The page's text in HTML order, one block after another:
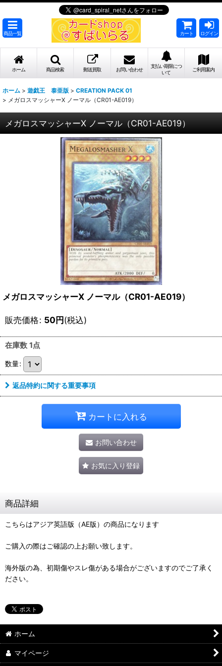
商品一覧 カート ログイン
ホーム 商品検索 郵送買取 お問い合わせ
支払い期限につ
いて
ご利用案内
ホーム > 遊戯王 泰亜版 > CREATION PACK 01
> メガロスマッシャーX ノーマル（CR01-AE019）
メガロスマッシャーX ノーマル（CR01-AE019）
メガロスマッシャーX ノーマル（CR01-AE019）
販売価格: 50円(税込)
在庫数 1点
数量:
返品特約に関する重要事項
カートに入れる
お問い合わせ
お気に入り登録
商品詳細
こちらはアジア英語版（AE版）の商品になります
ご購入の際はご確認の上お願い致します。
海外版の為、初期傷やスレ傷がある場合がございますのでご了承く
ださい。
ホーム
マイページ